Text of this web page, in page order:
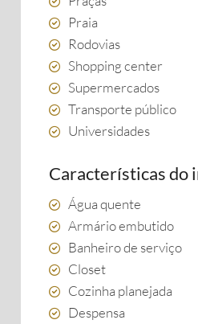
Praia
Rodovias
Shopping center
Supermercados
Transporte público
Universidades
Características do
Água quente
Armário embutido
Banheiro de serviço
Closet
Cozinha planejada
Despensa